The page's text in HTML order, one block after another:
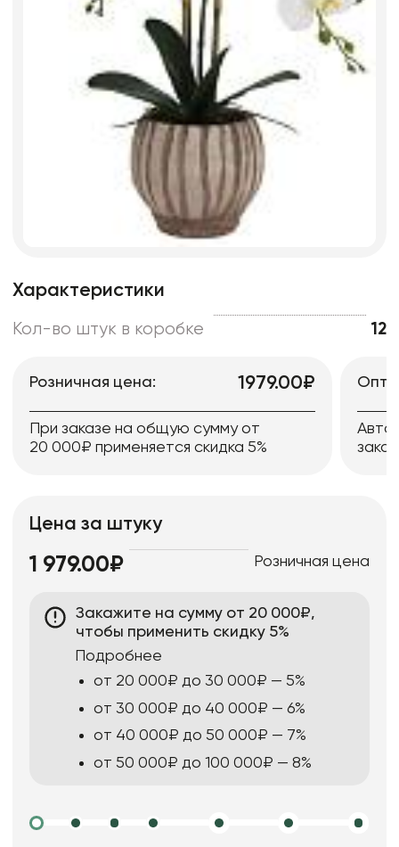
Характеристики
Кол-во штук в коробке 12
Розничная цена: 1979.00₽
При заказе на общую сумму от
20 000₽ применяется скидка 5%
Цена за штуку
1 979.00₽ Розничная цена
Закажите на сумму от 20 000₽,
чтобы применить скидку 5%
Подробнее
от 20 000₽ до 30 000₽ — 5%
от 30 000₽ до 40 000₽ — 6%
от 40 000₽ до 50 000₽ — 7%
от 50 000₽ до 100 000₽ — 8%